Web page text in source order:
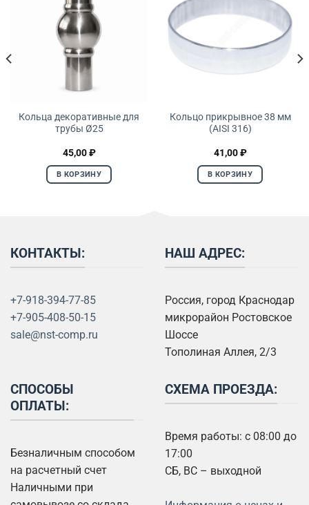
Кольца декоративные для
трубы Ø25
45,00₽
В КОРЗИНУ
Кольцо прикрывное 38 мм
(AISI 316)
41,00₽
В КОРЗИНУ
КОНТАКТЫ:
+7-918-394-77-85
+7-905-408-50-15
sale@nst-comp.ru
НАШ АДРЕС:
Россия, город Краснодар
микрорайон Ростовское
Шоссе
Тополиная Аллея, 2/3
СПОСОБЫ
ОПЛАТЫ:
Безналичным способом
на расчетный счет
Наличными при
СХЕМА ПРОЕЗДА:
Время работы: с 08:00 до
17:00
СБ, ВС – выходной